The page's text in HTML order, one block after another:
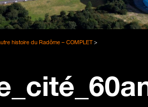
histoire du Radôme – COMPLET>